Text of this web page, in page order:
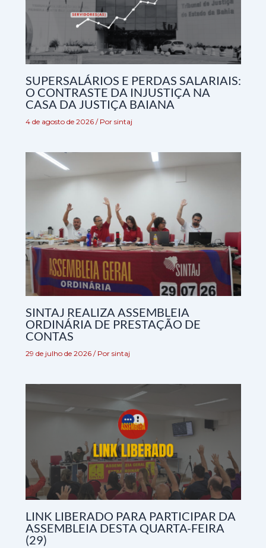
SUPERSALÁRIOS E PERDAS SALARIAIS:
O CONTRASTE DA INJUSTIÇA NA
CASA DA JUSTIÇA BAIANA
4 de agosto de 2026 / Por sintaj
SINTAJ REALIZA ASSEMBLEIA
ORDINÁRIA DE PRESTAÇÃO DE
CONTAS
29 de julho de 2026 / Por sintaj
LINK LIBERADO PARA PARTICIPAR DA
ASSEMBLEIA DESTA QUARTA-FEIRA
(29)